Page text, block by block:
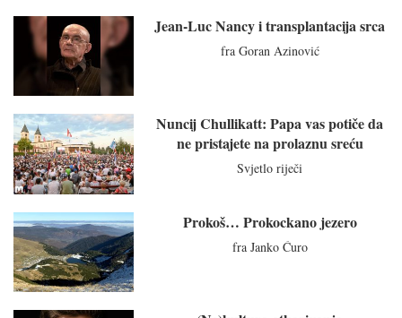
Jean-Luc Nancy i transplantacija srca
fra Goran Azinović
Nuncij Chullikatt: Papa vas potiče da
ne pristajete na prolaznu sreću
Svjetlo riječi
Prokoš… Prokockano jezero
fra Janko Ćuro